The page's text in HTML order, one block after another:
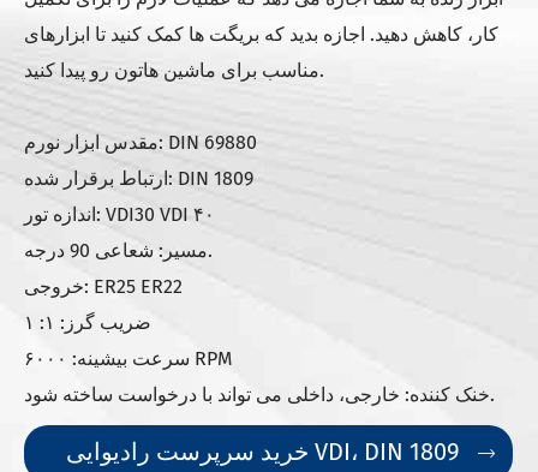
کار، کاهش دهید. اجازه بدید که بریگت ها کمک کنید تا ابزارهای
مناسب برای ماشین هاتون رو پیدا کنید.
مقدس ابزار نورم: DIN 69880
ارتباط برقرار شده: DIN 1809
اندازه تور: VDI30 VDI ۴۰
مسیر: شعاعی 90 درجه.
خروجی: ER25 ER22
ضریب گرز: ۱: ۱
سرعت بیشینه: ۶۰۰۰ RPM
خنک کننده: خارجی، داخلی می تواند با درخواست ساخته شود.
خرید سرپرست رادیوایی VDI، DIN 1809 